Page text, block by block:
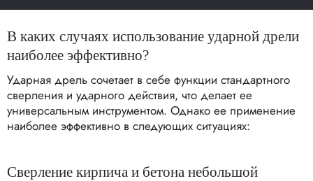
В каких случаях использование ударной дрели
наиболее эффективно?
Ударная дрель сочетает в себе функции стандартного
сверления и ударного действия, что делает ее
универсальным инструментом. Однако ее применение
наиболее эффективно в следующих ситуациях:
Сверление кирпича и бетона небольшой